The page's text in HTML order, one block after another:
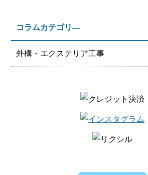
コラムカテゴリ―
外構・エクステリア工事